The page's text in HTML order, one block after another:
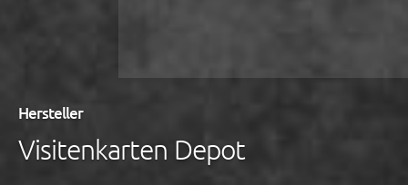
Hersteller
Visitenkarten Depot